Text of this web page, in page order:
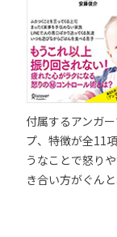
付属するアンガ
プ、特徴が全11
うなことで怒り
き合い方がぐん